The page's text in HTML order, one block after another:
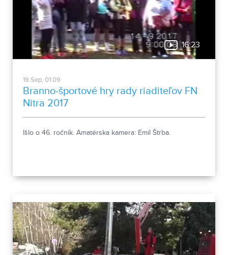
16:23
19.Sep, 01:09
Branno-športové hry rady riaditeľov FN
Nitra 2017
Išlo o 46. ročník. Amatérska kamera: Emil Štrba.